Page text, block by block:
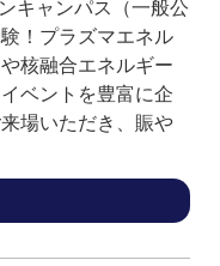
キャンパス（一般公
！プラズマエネル
核融合エネルギー
ベントを豊富に企
場いただき、賑や